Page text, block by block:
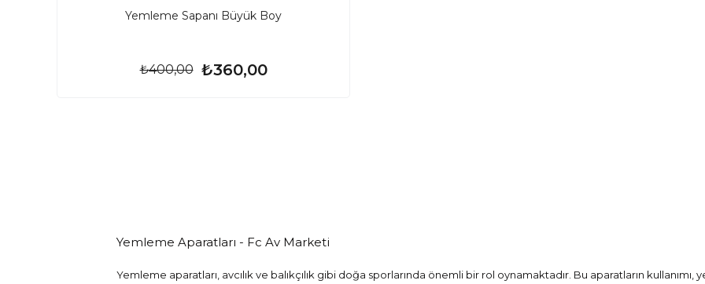
Yemleme Sapanı Büyük Boy
₺360,00
₺400,00
Yemleme Aparatları - Fc Av Marketi
Yemleme aparatları, avcılık ve balıkçılık gibi doğa sporlarında önemli bir rol oynamaktadır. Bu aparatların kullanımı,